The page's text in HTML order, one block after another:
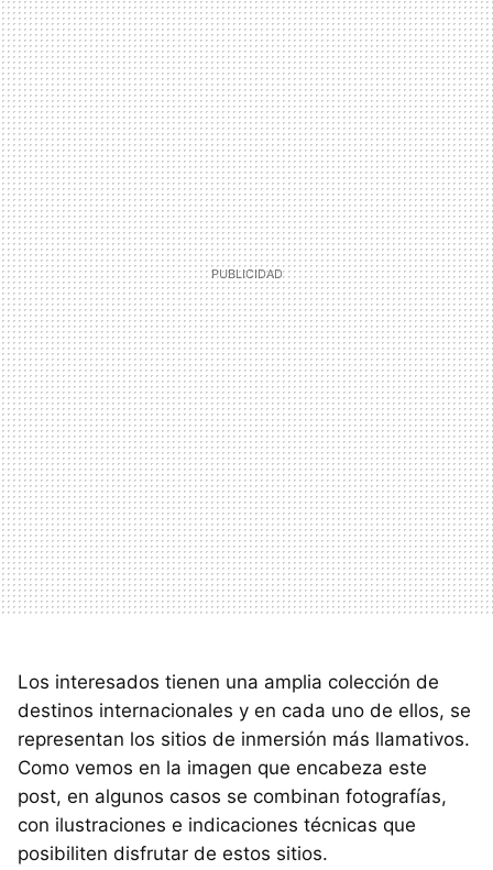
Los interesados tienen una amplia colección de
destinos internacionales y en cada uno de ellos, se
representan los sitios de inmersión más llamativos.
Como vemos en la imagen que encabeza este
post, en algunos casos se combinan fotografías,
con ilustraciones e indicaciones técnicas que
posibiliten disfrutar de estos sitios.